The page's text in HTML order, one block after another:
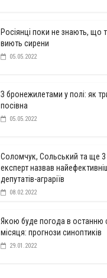
Росіянці поки не знають, що
виють сирени
05.05.2022
З бронежилетами у полі: як
посівна
05.05.2022
Соломчук, Сольський та ще 3
експерт назвав
депутатів-аграріїв
08.02.2022
Якою буде погода в останню
місяця: прогнози синоптиків
29.01.2022